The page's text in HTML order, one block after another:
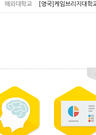
해외대학교 [영국]케임브리지대학